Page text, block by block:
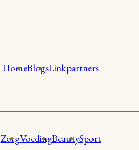
HomeBlogsLinkpartners
ZorgVoedingBeautySport